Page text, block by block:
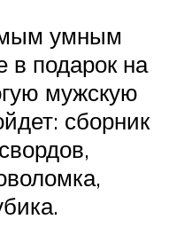
умным
в подарок на
мужскую
сборник